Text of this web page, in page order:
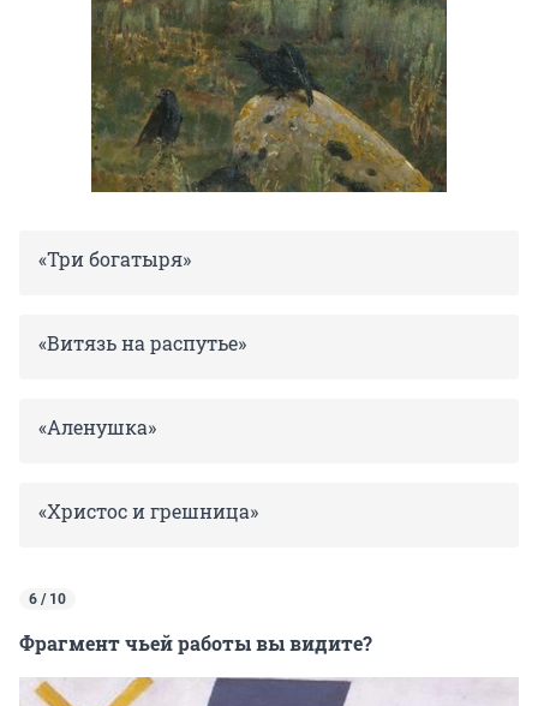
«Три богатыря»
«Витязь на распутье»
«Аленушка»
«Христос и грешница»
6 / 10
Фрагмент чьей работы вы видите?